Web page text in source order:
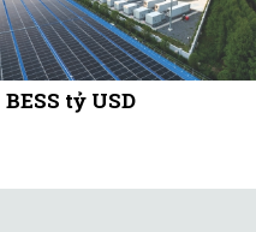
BESS tỷ USD